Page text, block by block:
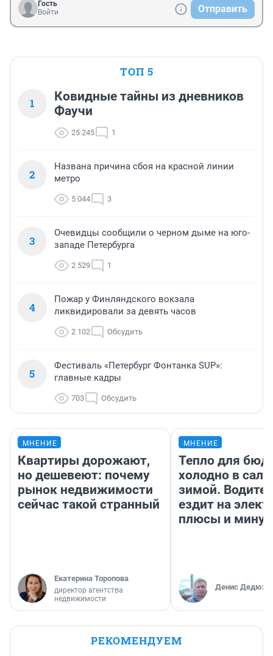
Гость
Войти
Отправить
ТОП 5
1
Ковидные тайны из дневников
Фаучи
25 245 1
2
Названа причина сбоя на красной линии
метро
5 044 3
3
Очевидцы сообщили о черном дыме на юго-
западе Петербурга
2 529 1
4
Пожар у Финляндского вокзала
ликвидировали за девять часов
2 102 Обсудить
5
Фестиваль «Петербург Фонтанка SUP»:
главные кадры
703 Обсудить
МНЕНИЕ
Квартиры дорожают,
но дешевеют: почему
рынок недвижимости
сейчас такой странный
Екатерина Торопова
директор агентства
недвижимости
МНЕНИЕ
Тепло для
холодно в
зимой.
ездит на
плюсы и
Денис
РЕКОМЕНДУЕМ